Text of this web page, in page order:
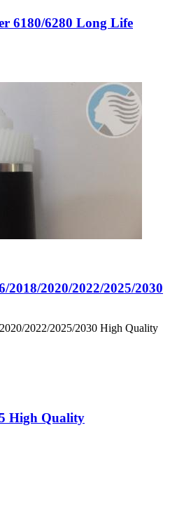
6180/6280 Long Life
2020/2022/2025/2030
2022/2025/2030 High Quality
High Quality